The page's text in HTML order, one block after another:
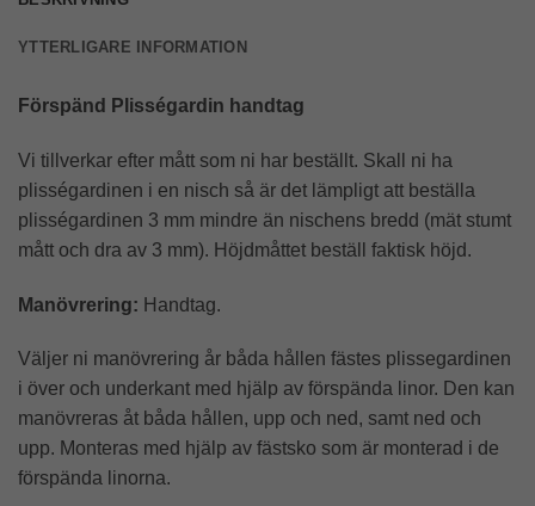
YTTERLIGARE INFORMATION
Förspänd Plisségardin handtag
Vi tillverkar efter mått som ni har beställt. Skall ni ha
plisségardinen i en nisch så är det lämpligt att beställa
plisségardinen 3 mm mindre än nischens bredd (mät stumt
mått och dra av 3 mm). Höjdmåttet beställ faktisk höjd.
Manövrering: Handtag.
Väljer ni manövrering år båda hållen fästes plissegardinen
i över och underkant med hjälp av förspända linor. Den kan
manövreras åt båda hållen, upp och ned, samt ned och
upp. Monteras med hjälp av fästsko som är monterad i de
förspända linorna.